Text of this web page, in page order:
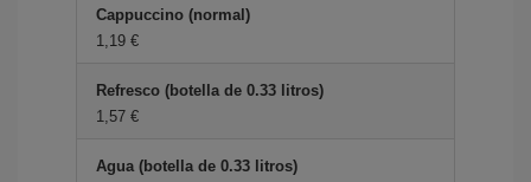
Cappuccino (normal)
1,19 €
Refresco (botella de 0.33 litros)
1,57 €
Agua (botella de 0.33 litros)